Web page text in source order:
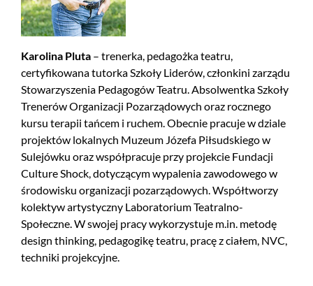
Karolina Pluta – trenerka, pedagożka teatru,
certyfikowana tutorka Szkoły Liderów, członkini zarządu
Stowarzyszenia Pedagogów Teatru. Absolwentka Szkoły
Trenerów Organizacji Pozarządowych oraz rocznego
kursu terapii tańcem i ruchem. Obecnie pracuje w dziale
projektów lokalnych Muzeum Józefa Piłsudskiego w
Sulejówku oraz współpracuje przy projekcie Fundacji
Culture Shock, dotyczącym wypalenia zawodowego w
środowisku organizacji pozarządowych. Współtworzy
kolektyw artystyczny Laboratorium Teatralno-
Społeczne. W swojej pracy wykorzystuje m.in. metodę
design thinking, pedagogikę teatru, pracę z ciałem, NVC,
techniki projekcyjne.